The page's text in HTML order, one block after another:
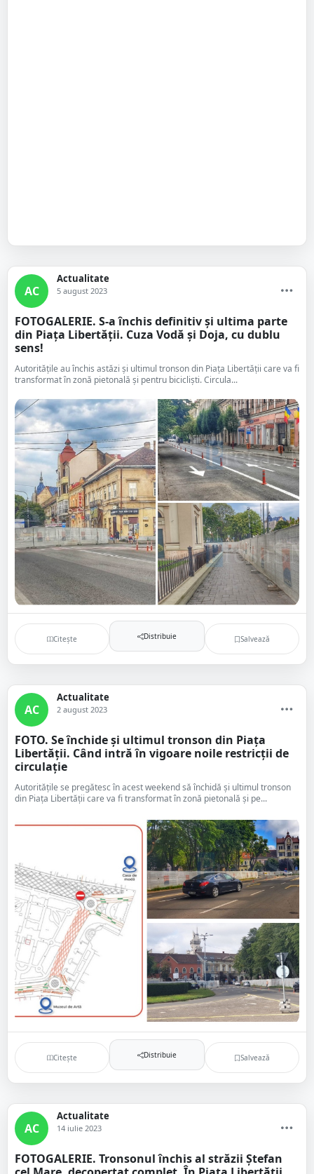
AC
Actualitate
5 august 2023
FOTOGALERIE. S-a închis definitiv și ultima parte
din Piața Libertății. Cuza Vodă și Doja, cu dublu
sens!
Autoritățile au închis astăzi și ultimul tronson din Piața Libertății care va fi
transformat în zonă pietonală și pentru bicicliști. Circula...
Citește Distribuie Salvează
AC
Actualitate
2 august 2023
FOTO. Se închide și ultimul tronson din Piața
Libertății. Când intră în vigoare noile restricții de
circulație
Autoritățile se pregătesc în acest weekend să închidă și ultimul tronson
din Piața Libertății care va fi transformat în zonă pietonală și pe...
Citește Distribuie Salvează
AC
Actualitate
14 iulie 2023
FOTOGALERIE. Tronsonul închis al străzii Ștefan